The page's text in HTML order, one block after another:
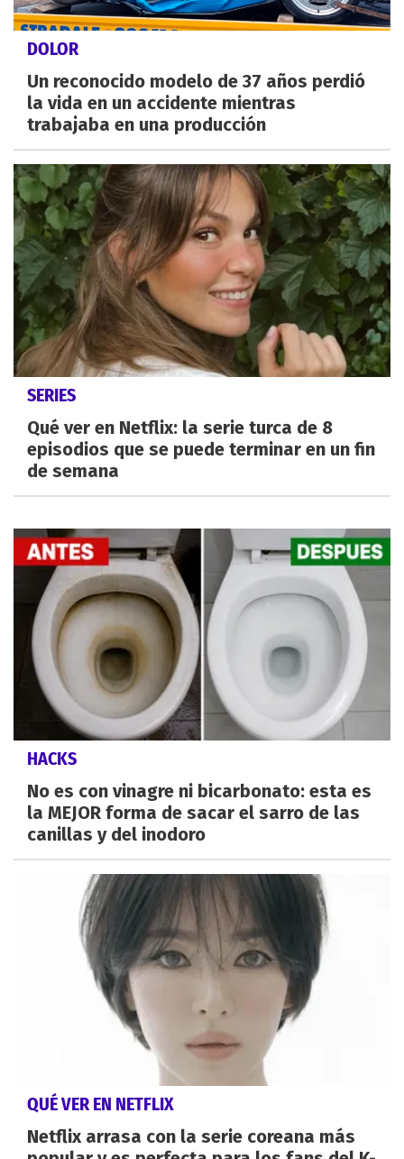
DOLOR
Un reconocido modelo de 37 años perdió
la vida en un accidente mientras
trabajaba en una producción
SERIES
Qué ver en Netflix: la serie turca de 8
episodios que se puede terminar en un fin
de semana
HACKS
No es con vinagre ni bicarbonato: esta es
la MEJOR forma de sacar el sarro de las
canillas y del inodoro
QUÉ VER EN NETFLIX
Netflix arrasa con la serie coreana más